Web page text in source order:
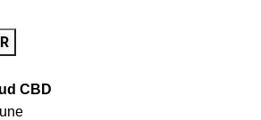
CBD